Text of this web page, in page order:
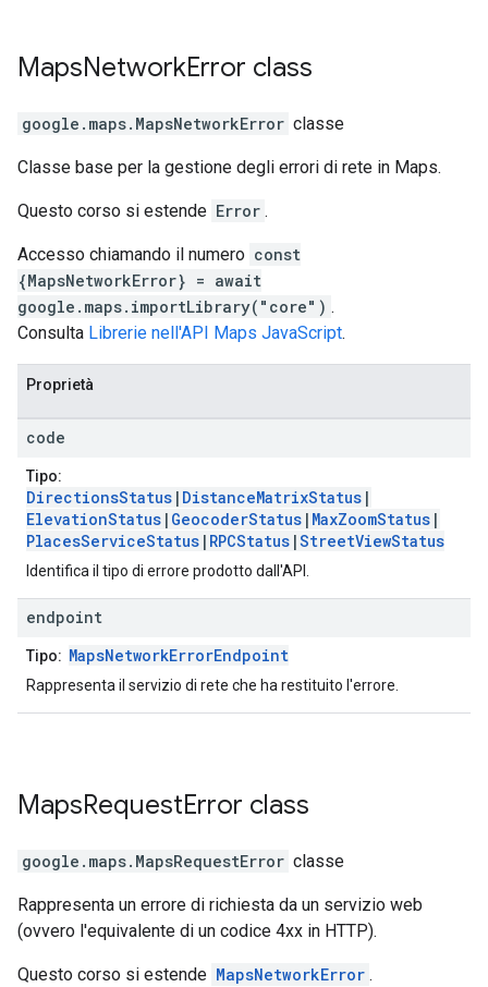
MapsNetworkError class
google.maps. MapsNetworkError classe
Classe base per la gestione degli errori di rete in Maps.
Questo corso si estende Error .
Accesso chiamando il numero const
{MapsNetworkError} = await
google.maps.importLibrary("core") .
Consulta Librerie nell'API Maps JavaScript.
Proprietà
code
Tipo:
DirectionsStatus | DistanceMatrixStatus |
ElevationStatus | GeocoderStatus | MaxZoomStatus |
PlacesServiceStatus | RPCStatus |StreetViewStatus
Identifica il tipo di errore prodotto dall'API.
endpoint
Tipo: MapsNetworkErrorEndpoint
Rappresenta il servizio di rete che ha restituito l'errore.
MapsRequestError class
google.maps. MapsRequestError classe
Rappresenta un errore di richiesta da un servizio web
(ovvero l'equivalente di un codice 4xx in HTTP).
Questo corso si estende MapsNetworkError .